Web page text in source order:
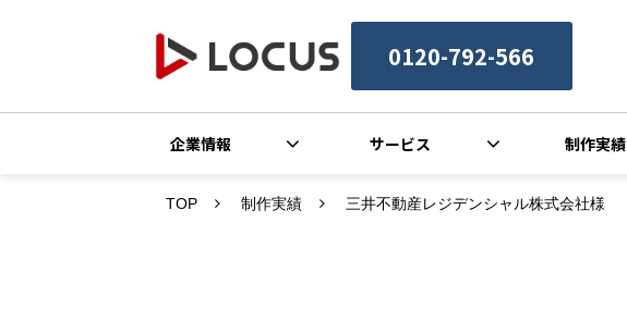
0120-792-566
企業情報 サービス 制作実績
TOP 制作実績 三井不動産レジデンシャル株式会社様